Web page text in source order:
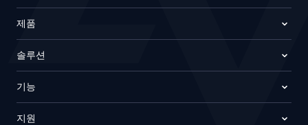
제품
솔루션
기능
지원